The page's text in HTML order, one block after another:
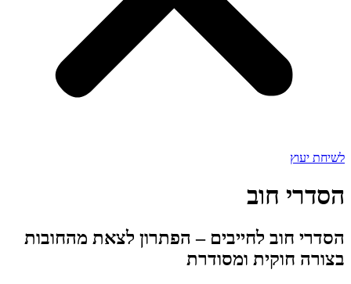
לשיחת יעוץ
הסדרי חוב
הסדרי חוב לחייבים – הפתרון לצאת מהחובות
בצורה חוקית ומסודרת